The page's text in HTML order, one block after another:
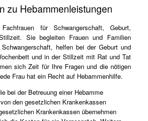
zu Hebammenleistungen
für Schwangerschaft, Geburt,
Sie begleiten Frauen und Familien
helfen bei der Geburt und
und in der Stillzeit mit Rat und Tat
sich Zeit für Ihre Fragen und die nötigen
Frau hat ein Recht auf Hebammenhilfe.
bei der Betreuung einer Hebamme
den gesetzlichen Krankenkassen
Krankenkassen übernehmen